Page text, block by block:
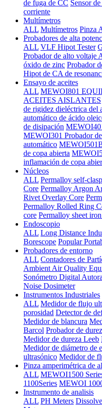
de fuga de CC Sensor
corriente
Multímetros
ALL Multímetros Pinza
Probadores de alta
ALL VLF Hipot Tester
Probador de alto voltaje
óxido de zinc Probador
Hipot de CA de
Ensayo de aceites
ALL MEWOI801
ACEITES AISLANTES
de rigidez dieléctrica del
automático de ácido
de disipación
MEWOI301 Probador
automático
de copa abierta
inflamación de copa
Núcleos
ALL Permalloy self-
Core Permalloy Argon
Rivet Overlay Core
Permalloy Rolled Ring
core Permalloy sheet
Endoscopio
ALL Long Distance
Borescope Popular
Probadores de entorno
ALL Contadores de
Ambient Air Quality
Sonómetro Digital
Noise Dosimeter
Instrumentos Industriales
ALL Medidor de flujo
porosidad Detector de
Medidor de blancura
Barcol Probador de
Medidor de dureza Leeb
Medidor de diámetro de
ultrasónico Medidor de
Pinza amperimétrica de
ALL MEWOI1500
1100Series MEWOI
Instrumento de analisis
ALL PH Meters